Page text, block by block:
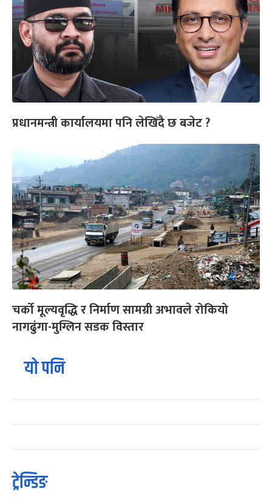
प्रधानमन्त्री कार्यालयमा पनि लेखिँदै छ बजेट ?
चर्को मूल्यवृद्धि र निर्माण सामग्री अभावले रोकियो
नागढुंगा-मुग्लिन सडक विस्तार
यो पनि
ट्रेन्डिङ